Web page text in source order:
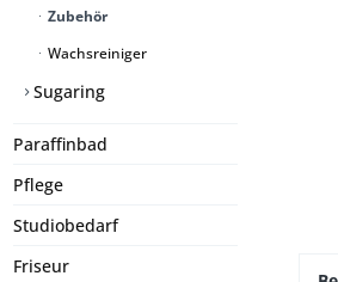
Zubehör
Wachsreiniger
Sugaring
Paraffinbad
Pflege
Studiobedarf
Friseur